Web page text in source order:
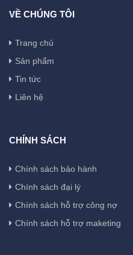
VỀ CHÚNG TÔI
Trang chủ
Sản phẩm
Tin tức
Liên hệ
CHÍNH SÁCH
Chính sách bảo hành
Chính sách đại lý
Chính sách hỗ trợ công nợ
Chính sách hỗ trợ maketing